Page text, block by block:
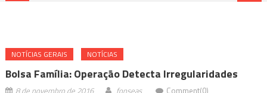
NOTÍ­CIAS GERAIS NOTÍCIAS
Bolsa Família: Operação Detecta Irregularidades
8 de novembro de 2016 fonseas Comment(0)